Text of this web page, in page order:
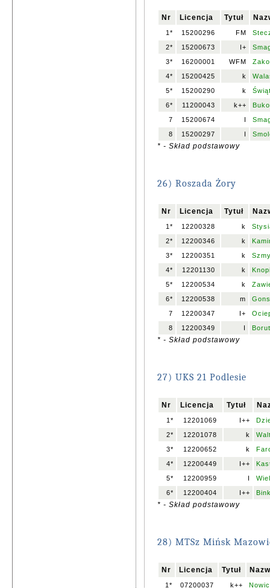
Nr Licencja Tytuł
1* 15200296 FM
2*
15200673 I+
3*
16200001 WFM
4*
15200425 k
5*
15200290 k
6*
11200043 k++
7
15200674 I
8
15200297 I
* - Skład podstawowy
26) Roszada Żory
Nr Licencja Tytuł
1* 12200328 k
2*
12200346 k
3*
12200351 k
4*
12201130 k
5*
12200534 k
6*
12200538 m
7
12200347 I+
8
12200349 I
* - Skład podstawowy
27) UKS 21 Podlesie
Nr Licencja Tytuł
1* 12201069 I++
2*
12201078 k
3*
12200652 k
4*
12200449 I++
5*
12200959 I
6*
12200404 I++
* - Skład podstawowy
28) MTSz Mińsk
Nr Licencja Tytuł
1* 07200037 k++